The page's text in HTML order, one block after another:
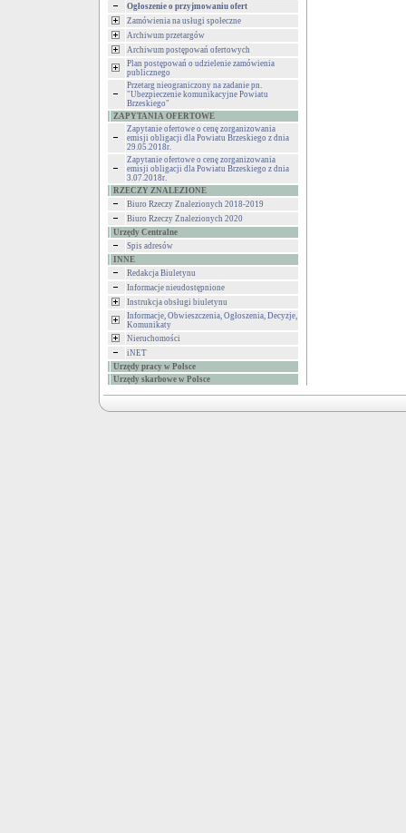
Ogłoszenie o przyjmowaniu ofert
Zamówienia na usługi społeczne
Archiwum przetargów
Archiwum postępowań ofertowych
Plan postępowań o udzielenie zamówienia
publicznego
Przetarg nieograniczony na zadanie pn.
"Ubezpieczenie komunikacyjne Powiatu
Brzeskiego"
ZAPYTANIA OFERTOWE
Zapytanie ofertowe o cenę zorganizowania
emisji obligacji dla Powiatu Brzeskiego z dnia
29.05.2018r.
Zapytanie ofertowe o cenę zorganizowania
emisji obligacji dla Powiatu Brzeskiego z dnia
3.07.2018r.
RZECZY ZNALEZIONE
Biuro Rzeczy Znalezionych 2018-2019
Biuro Rzeczy Znalezionych 2020
Urzędy Centralne
Spis adresów
INNE
Redakcja Biuletynu
Informacje nieudostępnione
Instrukcja obsługi biuletynu
Informacje, Obwieszczenia, Ogłoszenia, Decyzje,
Komunikaty
Nieruchomości
iNET
Urzędy pracy w Polsce
Urzędy skarbowe w Polsce